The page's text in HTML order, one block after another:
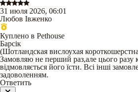
31 июля 2026, 06:01
Любов Івженко
Куплено в Pethouse
Барсік
(Шотландская вислоухая
Замовляю не перший раз,але цього разу
відмовляється його їсти. Всі інші
задоволенням.
Ответить